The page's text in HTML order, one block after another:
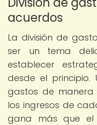
acuerdos
La división de
ser un tema
establecer
desde el principio.
gastos de manera
los ingresos de
gana más que el